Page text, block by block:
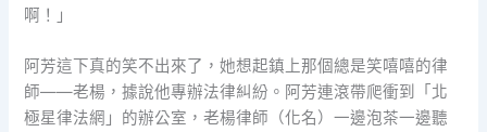
啊！」
阿芳這下真的笑不出來了，她想起鎮上那個總是笑嘻嘻的律
師——老楊，據說他專辦法律糾紛。阿芳連滾帶爬衝到「北
極星律法網」的辦公室，老楊律師（化名）一邊泡茶一邊聽